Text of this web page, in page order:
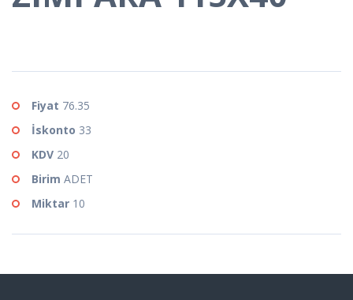
Fiyat 76.35
İskonto 33
KDV 20
Birim ADET
Miktar 10